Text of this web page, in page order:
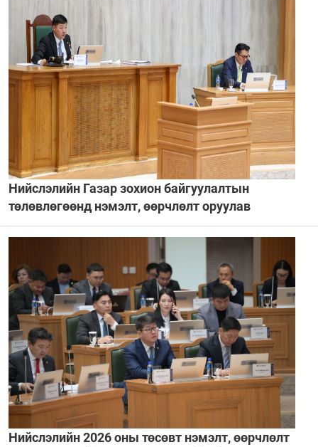
Нийслэлийн Газар зохион байгуулалтын
төлөвлөгөөнд нэмэлт, өөрчлөлт оруулав
Нийслэлийн 2026 оны төсөвт нэмэлт, өөрчлөлт